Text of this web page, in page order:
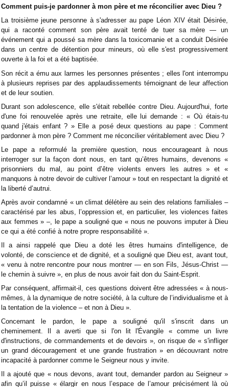
Comment puis-je pardonner à mon père et me réconcilier avec Dieu ?
La troisième jeune personne à s'adresser au pape Léon XIV était Désirée,
qui a raconté comment son père avait tenté de tuer sa mère — un
événement qui a poussé sa mère dans la toxicomanie et a conduit Désirée
dans un centre de détention pour mineurs, où elle s'est progressivement
ouverte à la foi et a été baptisée.
Son récit a ému aux larmes les personnes présentes ; elles l'ont interrompu
à plusieurs reprises par des applaudissements témoignant de leur affection
et de leur soutien.
Durant son adolescence, elle s'était rebellée contre Dieu. Aujourd'hui, forte
d'une foi renouvelée après une retraite, elle lui demande : « Où étais-tu
quand j'étais enfant ? » Elle a posé deux questions au pape : Comment
pardonner à mon père ? Comment me réconcilier véritablement avec Dieu ?
Le pape a reformulé la première question, nous encourageant à nous
interroger sur la façon dont nous, en tant qu’êtres humains, devenons «
prisonniers du mal, au point d’être violents envers les autres » et «
manquons à notre devoir de cultiver l’amour » tout en respectant la dignité et
la liberté d’autrui.
Après avoir condamné « un climat délétère au sein des relations familiales –
caractérisé par les abus, l’oppression et, en particulier, les violences faites
aux femmes » –, le pape a souligné que « nous ne pouvons imputer à Dieu
ce qui a été confié à notre propre responsabilité ».
Il a ainsi rappelé que Dieu a doté les êtres humains d'intelligence, de
volonté, de conscience et de dignité, et a souligné que Dieu est, avant tout,
« venu à notre rencontre pour nous montrer — en son Fils, Jésus-Christ —
le chemin à suivre », en plus de nous avoir fait don du Saint-Esprit.
Par conséquent, affirmait-il, ces questions doivent être adressées « à nous-
mêmes, à la dynamique de notre société, à la culture de l’individualisme et à
la tentation de la violence – et non à Dieu ».
Concernant le pardon, le pape a souligné qu'il s'inscrit dans un
cheminement. Il a averti que si l'on lit l'Évangile « comme un livre
d'instructions, de commandements et de devoirs », on risque de « s'infliger
un grand découragement et une grande frustration » en découvrant notre
incapacité à pardonner comme le Seigneur nous y invite.
Il a ajouté que « nous devons, avant tout, demander pardon au Seigneur »
afin qu’il puisse « élargir en nous l’espace de l’amour précisément là où